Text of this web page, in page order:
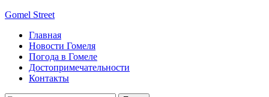
Gomel Street
Главная
Новости Гомеля
Погода в Гомеле
Достопримечательности
Контакты